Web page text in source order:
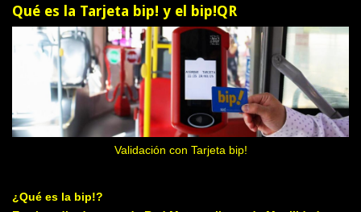
Qué es la Tarjeta bip! y el bip!QR
Validación con Tarjeta bip!
¿Qué es la bip!?